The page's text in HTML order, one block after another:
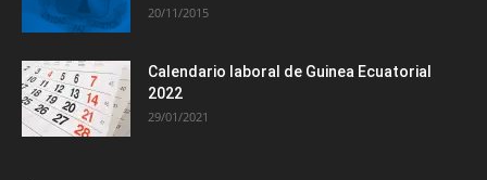
20/11/2015
Calendario laboral de Guinea Ecuatorial
2022
29/01/2021